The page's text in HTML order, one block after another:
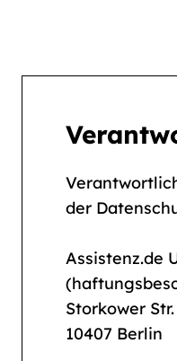
der
Assistenz.de
Storkower Str.
10407 Berlin